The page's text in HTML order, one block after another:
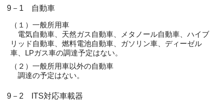
9－1 自動車
（１）一般所用車
電気自動車、天然ガス自動車、メタノール自動車、ハイブ
リッド自動車、燃料電池自動車、ガソリン車、ディーゼル
車、LPガス車の調達予定はない。
（２）一般所用車以外の自動車
調達の予定はない。
9－2 ITS対応車載器